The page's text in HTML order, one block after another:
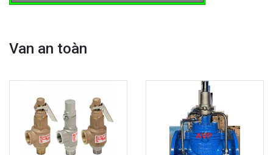
Van an toàn